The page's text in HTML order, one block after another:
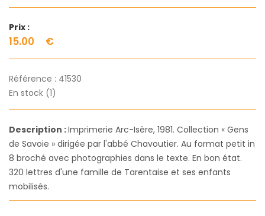
Prix :
15.00 €
Référence : 41530
En stock (1)
Description :Imprimerie Arc-Isère, 1981. Collection « Gens
de Savoie » dirigée par l'abbé Chavoutier. Au format petit in
8 broché avec photographies dans le texte. En bon état.
320 lettres d'une famille de Tarentaise et ses enfants
mobilisés.